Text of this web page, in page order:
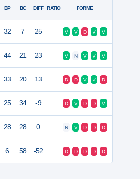
BP BC DIFF RATIO FORME
32 7 25 V V D V V
44 21 23 V N V V V
33 20 13 D D V V D
25 34 -9 D V D D V
28 28 0 N V D D D
6 58 -52 D D D D D